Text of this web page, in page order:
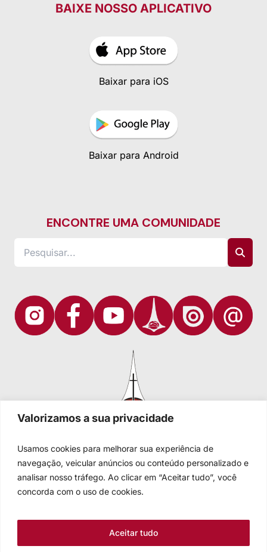
Valorizamos a sua privacidade
Usamos cookies para melhorar sua experiência de
navegação, veicular anúncios ou conteúdo personalizado e
analisar nosso tráfego. Ao clicar em “Aceitar tudo”, você
concorda com o uso de cookies.
Aceitar tudo
BAIXE NOSSO APLICATIVO
Baixar para iOS
Baixar para Android
ENCONTRE UMA COMUNIDADE
Igreja Evangélica de Confissão Luterana no Brasil
Sede nacional: Rua Senhor dos Passos, 202/4º andar Centro -